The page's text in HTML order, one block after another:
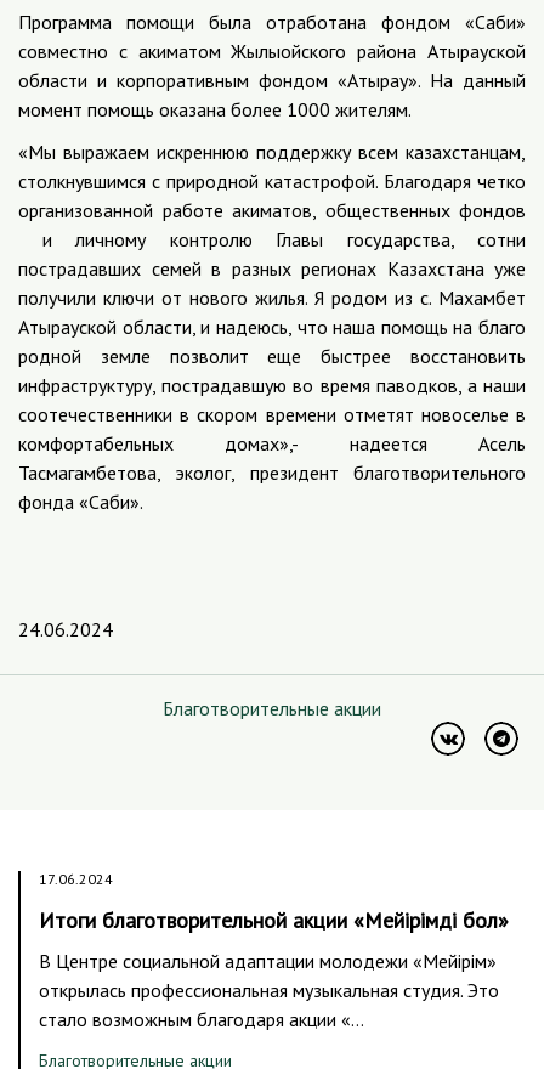
Программа помощи была отработана фондом «Саби»
совместно с акиматом Жылыойского района Атырауской
области и корпоративным фондом «Атырау». На данный
момент помощь оказана более 1000 жителям.
«Мы выражаем искреннюю поддержку всем казахстанцам,
столкнувшимся с природной катастрофой. Благодаря четко
организованной работе акиматов, общественных фондов
и личному контролю Главы государства, сотни
пострадавших семей в разных регионах Казахстана уже
получили ключи от нового жилья. Я родом из с. Махамбет
Атырауской области, и надеюсь, что наша помощь на благо
родной земле позволит еще быстрее восстановить
инфраструктуру, пострадавшую во время паводков, а наши
соотечественники в скором времени отметят новоселье в
комфортабельных домах»,- надеется Асель
Тасмагамбетова, эколог, президент благотворительного
фонда «Саби».
24.06.2024
Благотворительные акции
17.06.2024
Итоги благотворительной акции «Мейірімді бол»
В Центре социальной адаптации молодежи «Мейірім»
открылась профессиональная музыкальная студия. Это
стало возможным благодаря акции «…
Благотворительные акции